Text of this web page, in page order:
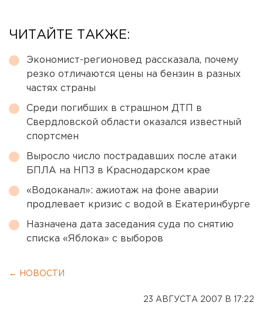
ЧИТАЙТЕ ТАКЖЕ:
Экономист-регионовед рассказала, почему
резко отличаются цены на бензин в разных
частях страны
Среди погибших в страшном ДТП в
Свердловской области оказался известный
спортсмен
Выросло число пострадавших после атаки
БПЛА на НПЗ в Краснодарском крае
«Водоканал»: ажиотаж на фоне аварии
продлевает кризис с водой в Екатеринбурге
Назначена дата заседания суда по снятию
списка «Яблока» с выборов
← НОВОСТИ
23 АВГУСТА 2007 В 17:22